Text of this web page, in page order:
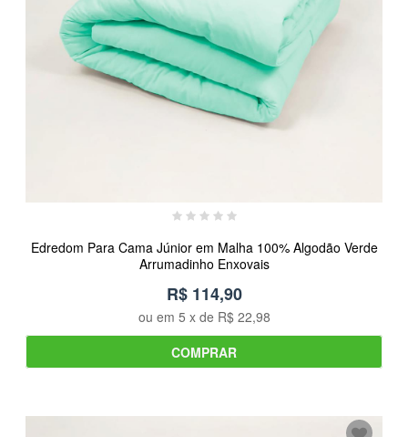
Edredom Para Cama Júnior em Malha 100% Algodão Verde
Arrumadinho Enxovais
R$ 114,90
ou em 5 x de R$ 22,98
COMPRAR